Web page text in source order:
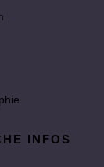
INFOS